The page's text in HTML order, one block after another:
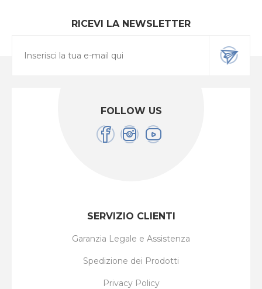
RICEVI LA NEWSLETTER
FOLLOW US
SERVIZIO CLIENTI
Garanzia Legale e Assistenza
Spedizione dei Prodotti
Privacy Policy